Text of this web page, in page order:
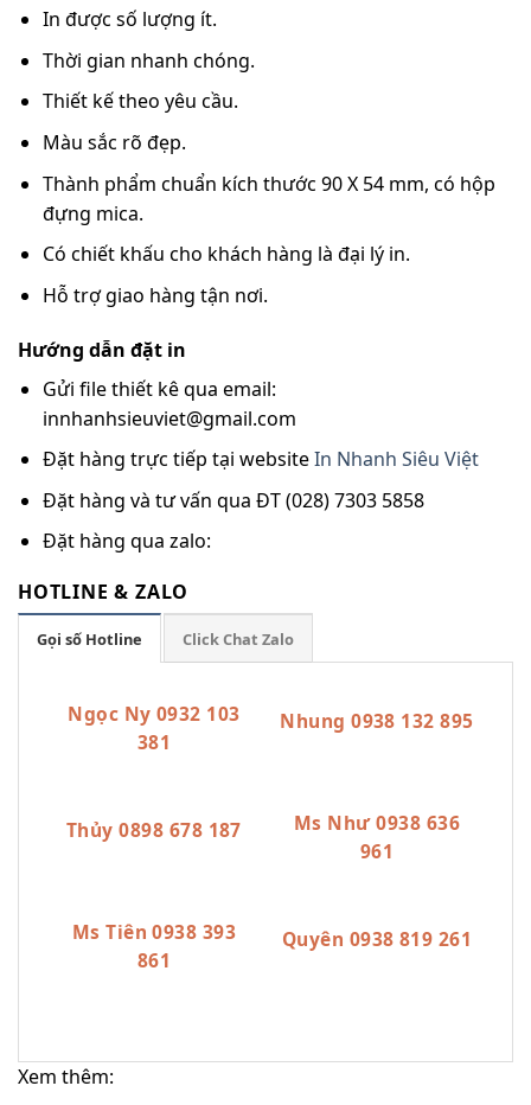
In được số lượng ít.
Thời gian nhanh chóng.
Thiết kế theo yêu cầu.
Màu sắc rõ đẹp.
Thành phẩm chuẩn kích thước 90 X 54 mm, có hộp
đựng mica.
Có chiết khấu cho khách hàng là đại lý in.
Hỗ trợ giao hàng tận nơi.
Hướng dẫn đặt in
Gửi file thiết kê qua email:
innhanhsieuviet@gmail.com
Đặt hàng trực tiếp tại websiteIn Nhanh Siêu Việt
Đặt hàng và tư vấn qua ĐT (028) 7303 5858
Đặt hàng qua zalo:
HOTLINE & ZALO
Gọi số Hotline Click Chat Zalo
Ngọc Ny 0932 103
381
Nhung 0938 132 895
Thủy 0898 678 187
Ms Như 0938 636
961
Ms Tiên 0938 393
861
Quyên 0938 819 261
Xem thêm: